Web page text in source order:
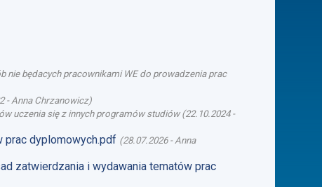
nie będacych pracownikami WE do prowadzenia prac
- Anna Chrzanowicz)
uczenia się z innych programów studiów(22.10.2024-
prac dyplomowych.pdf (28.07.2026- Anna
zatwierdzania i wydawania tematów prac